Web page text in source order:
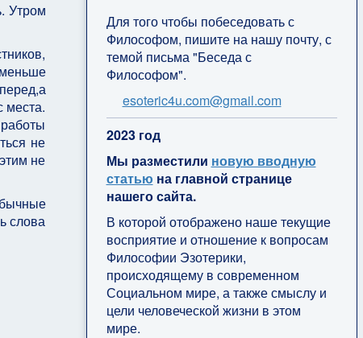
Утром
места.
не
не
слова
Для того чтобы побеседовать с
Философом, пишите на нашу почту, с
темой письма "Беседа с
Философом".
esoteric4u.com@gmail.com
2023 год
Мы разместили новую вводную
статью на главной странице
нашего сайта.
В которой отображено наше текущие
восприятие и отношение к вопросам
Философии Эзотерики,
происходящему в современном
Социальном мире, а также смыслу и
цели человеческой жизни в этом
мире.